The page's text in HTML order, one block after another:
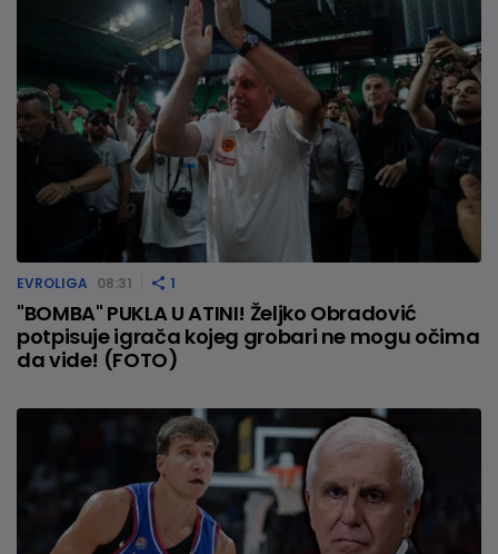
EVROLIGA 08:31 1
"BOMBA" PUKLA U ATINI! Željko Obradović
potpisuje igrača kojeg grobari ne mogu očima
da vide! (FOTO)